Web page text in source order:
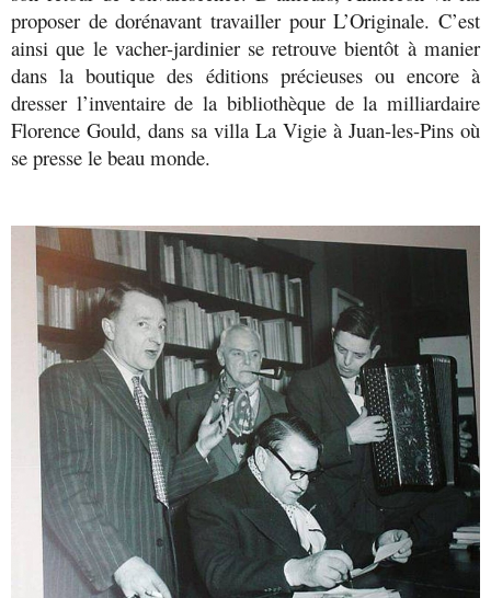
proposer de dorénavant travailler pour L’Originale. C’est
ainsi que le vacher-jardinier se retrouve bientôt à manier
dans la boutique des éditions précieuses ou encore à
dresser l’inventaire de la bibliothèque de la milliardaire
Florence Gould, dans sa villa La Vigie à Juan-les-Pins où
se presse le beau monde.